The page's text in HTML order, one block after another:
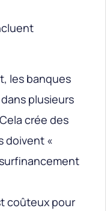
les banques
plusieurs
crée des
doivent «
coûteux pour